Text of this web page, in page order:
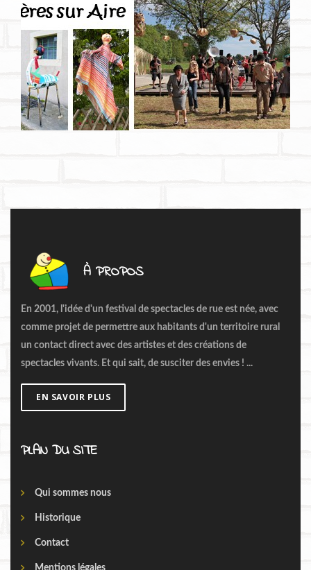
À PROPOS
En 2001, l'idée d'un festival de spectacles de rue est née, avec
comme projet de permettre aux habitants d'un territoire rural
un contact direct avec des artistes et des créations de
spectacles vivants. Et qui sait, de susciter des envies ! ...
EN SAVOIR PLUS
PLAN DU SITE
Qui sommes nous
Historique
Contact